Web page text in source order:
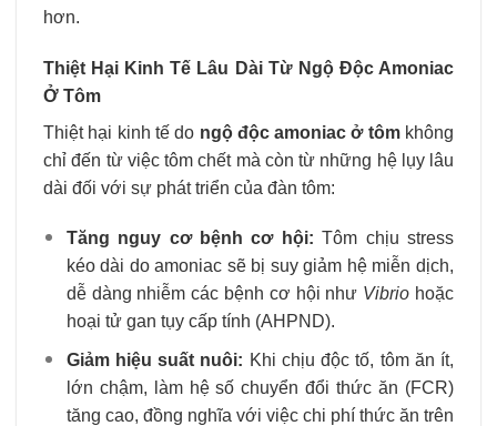
hơn.
Thiệt Hại Kinh Tế Lâu Dài Từ Ngộ Độc Amoniac
Ở Tôm
Thiệt hại kinh tế do ngộ độc amoniac ở tômkhông
chỉ đến từ việc tôm chết mà còn từ những hệ lụy lâu
dài đối với sự phát triển của đàn tôm:
Tăng nguy cơ bệnh cơ hội: Tôm chịu stress
kéo dài do amoniac sẽ bị suy giảm hệ miễn dịch,
dễ dàng nhiễm các bệnh cơ hội như Vibrio hoặc
hoại tử gan tụy cấp tính (AHPND).
Giảm hiệu suất nuôi: Khi chịu độc tố, tôm ăn ít,
lớn chậm, làm hệ số chuyển đổi thức ăn (FCR)
tăng cao, đồng nghĩa với việc chi phí thức ăn trên